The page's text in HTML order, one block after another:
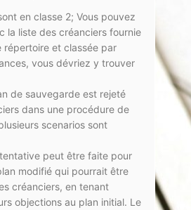
en classe 2; Vous pouvez
la liste des créanciers fournie
répertoire et classée par
vous dévriez y trouver
de sauvegarde est rejeté
dans une procédure de
scenarios sont
peut être faite pour
modifié qui pourrait être
créanciers, en tenant
objections au plan initial. Le